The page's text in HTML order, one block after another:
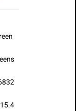
15.4-inch WideScreen (13.1"x8.2")